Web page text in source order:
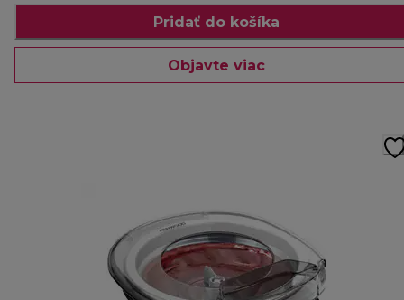
Pridať do košíka
Objavte viac